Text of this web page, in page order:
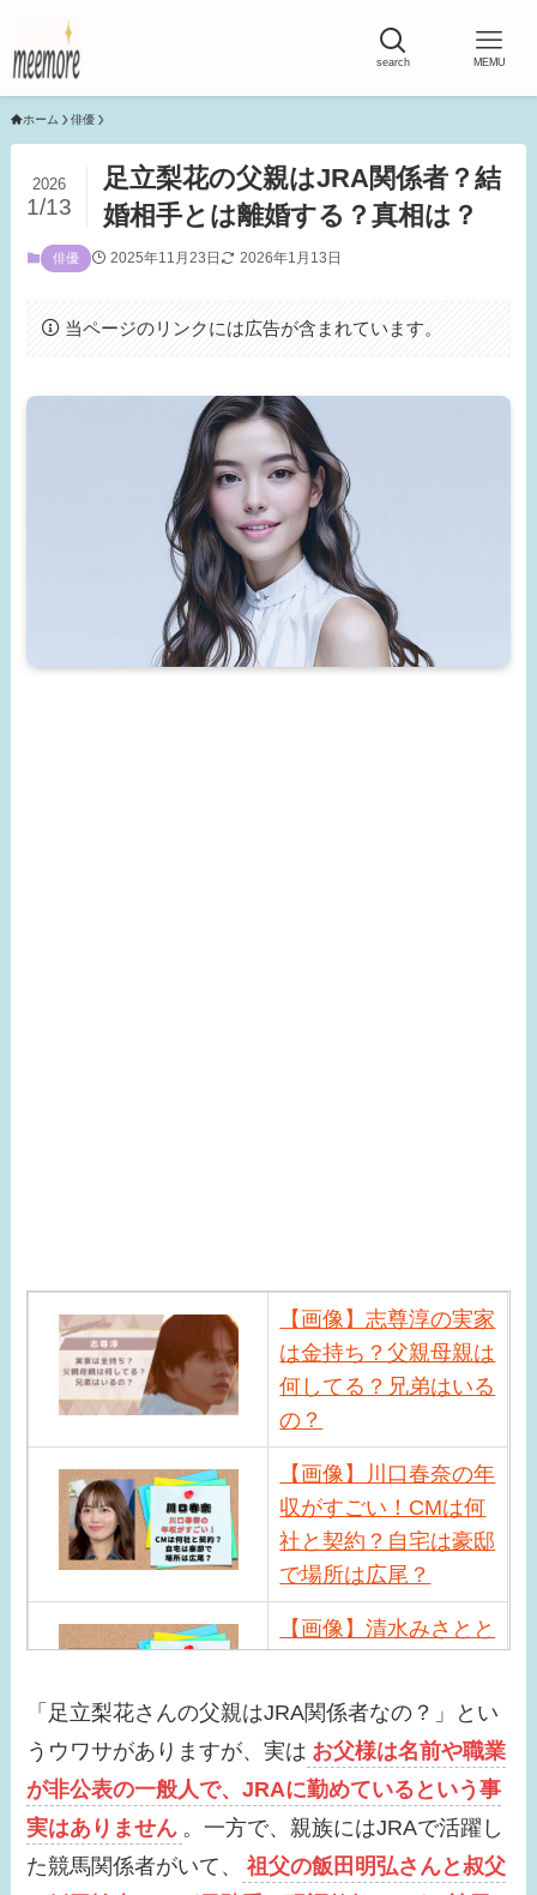
search MEMU
ホーム 俳優
足立梨花の父親はJRA関係者？結
婚相手とは離婚する？真相は？
2026
1/13
俳優 2025年11月23日 2026年1月13日
当ページのリンクには広告が含まれています。
【画像】志尊淳の実家
は金持ち？父親母親は
何してる？兄弟はいる
の？
【画像】川口春奈の年
収がすごい！CMは何
社と契約？自宅は豪邸
で場所は広尾？
【画像】清水みさとと
況は？
【画像】小峠英二の年
収がすごい！相方西村
瑞樹との差が激しい？
「足立梨花さんの父親はJRA関係者なの？」とい
うウワサがありますが、実は お父様は名前や職業
が非公表の一般人で、JRAに勤めているという事
実はありません 。一方で、親族にはJRAで活躍し
た競馬関係者がいて、
祖父の飯田明弘さんと叔父